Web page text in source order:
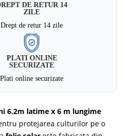
DE RETUR 14
ZILE
Drept de retur 14 zile
PLATI ONLINE
SECURIZATE
Plati online securizate
6.2m latime x 6 m lungime
protejarea culturilor pe o